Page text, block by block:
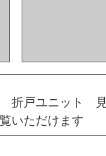
戸ユニット 見
いただけます